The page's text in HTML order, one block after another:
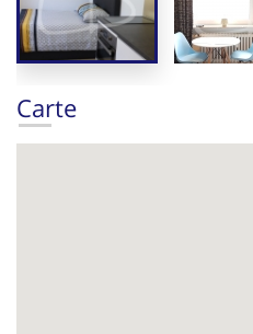
Carte